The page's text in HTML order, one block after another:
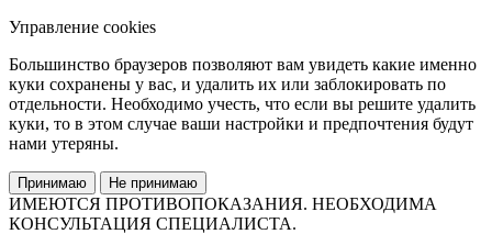
Управление cookies
Большинство браузеров позволяют вам увидеть какие именно
куки сохранены у вас, и удалить их или заблокировать по
отдельности. Необходимо учесть, что если вы решите удалить
куки, то в этом случае ваши настройки и предпочтения будут
нами утеряны.
Принимаю Не принимаю
ИМЕЮТСЯ ПРОТИВОПОКАЗАНИЯ. НЕОБХОДИМА
КОНСУЛЬТАЦИЯ СПЕЦИАЛИСТА.